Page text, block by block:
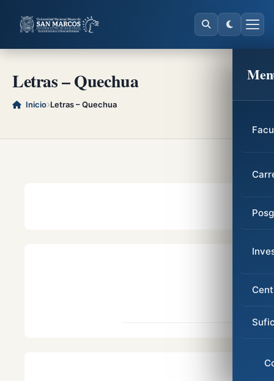
Letras – Quechua
Inicio Letras – Quechua